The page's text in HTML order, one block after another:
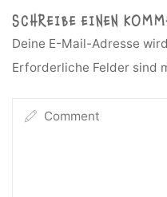
SCHREIBE EINEN
Deine E-Mail-Adresse
Erforderliche Felder sind